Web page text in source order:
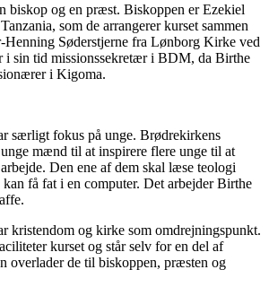
biskop og en præst. Biskoppen er Ezekiel
som de arrangerer kurset sammen
Henning Søderstjerne fra Lønborg Kirke ved
i sin tid missionssekretær i BDM, da Birthe
i Kigoma.
særligt fokus på unge. Brødrekirkens
mænd til at inspirere flere unge til at
Den ene af dem skal læse teologi
få fat i en computer. Det arbejder Birthe
kristendom og kirke som omdrejningspunkt.
kurset og står selv for en del af
overlader de til biskoppen, præsten og